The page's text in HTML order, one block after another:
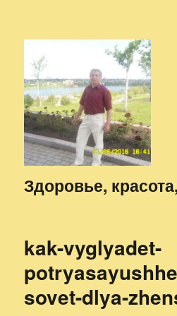
Здоровье,
kak-vyglyadet-
sovet-dlya-